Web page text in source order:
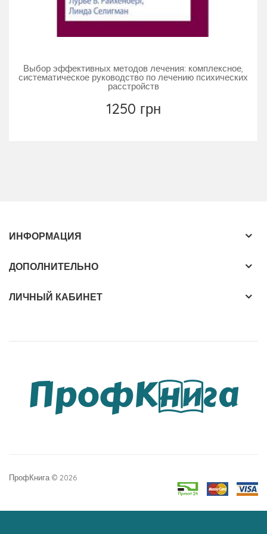
Выбор эффективных методов лечения: комплексное,
систематическое руководство по лечению психических
расстройств
1250 грн
ИНФОРМАЦИЯ
ДОПОЛНИТЕЛЬНО
ЛИЧНЫЙ КАБИНЕТ
ПрофКнига © 2026